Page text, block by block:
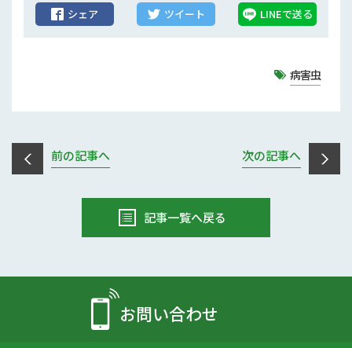
シェア ツイート LINEで送る
病害虫
前の記事へ 次の記事へ
記事一覧へ戻る
農薬
お問い合わせ